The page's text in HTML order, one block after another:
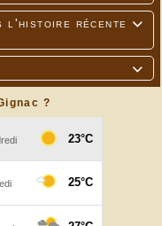

l'histoire récente

?